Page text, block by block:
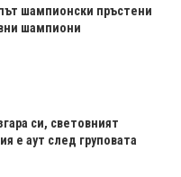
шампионски пръстени
шампиони
си, световният
е аут след груповата